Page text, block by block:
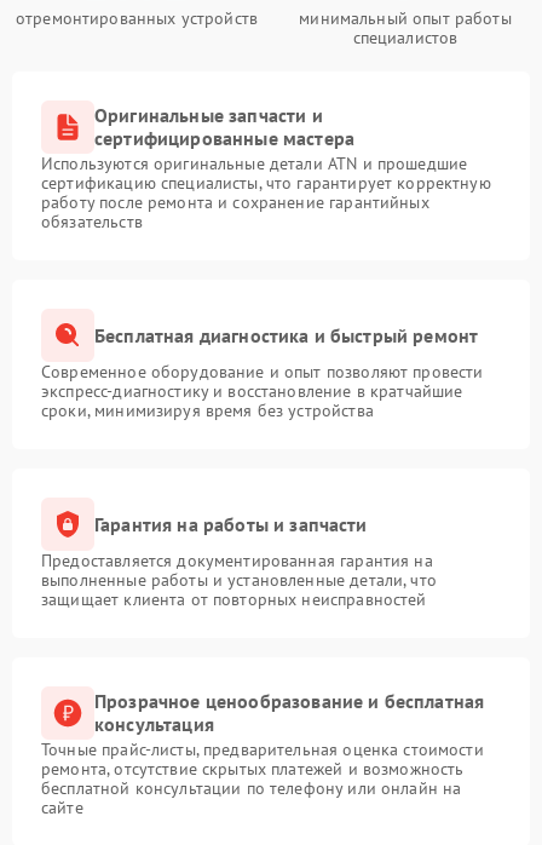
отремонтированных устройств
минимальный опыт работы
специалистов
Оригинальные запчасти и
сертифицированные мастера
Используются оригинальные детали ATN и прошедшие
сертификацию специалисты, что гарантирует корректную
работу после ремонта и сохранение гарантийных
обязательств
Бесплатная диагностика и быстрый ремонт
Современное оборудование и опыт позволяют провести
экспресс-диагностику и восстановление в кратчайшие
сроки, минимизируя время без устройства
Гарантия на работы и запчасти
Предоставляется документированная гарантия на
выполненные работы и установленные детали, что
защищает клиента от повторных неисправностей
Прозрачное ценообразование и бесплатная
консультация
Точные прайс-листы, предварительная оценка стоимости
ремонта, отсутствие скрытых платежей и возможность
бесплатной консультации по телефону или онлайн на
сайте